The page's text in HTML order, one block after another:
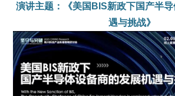
演讲主题：《美国BIS新政下国产半
遇与挑战》